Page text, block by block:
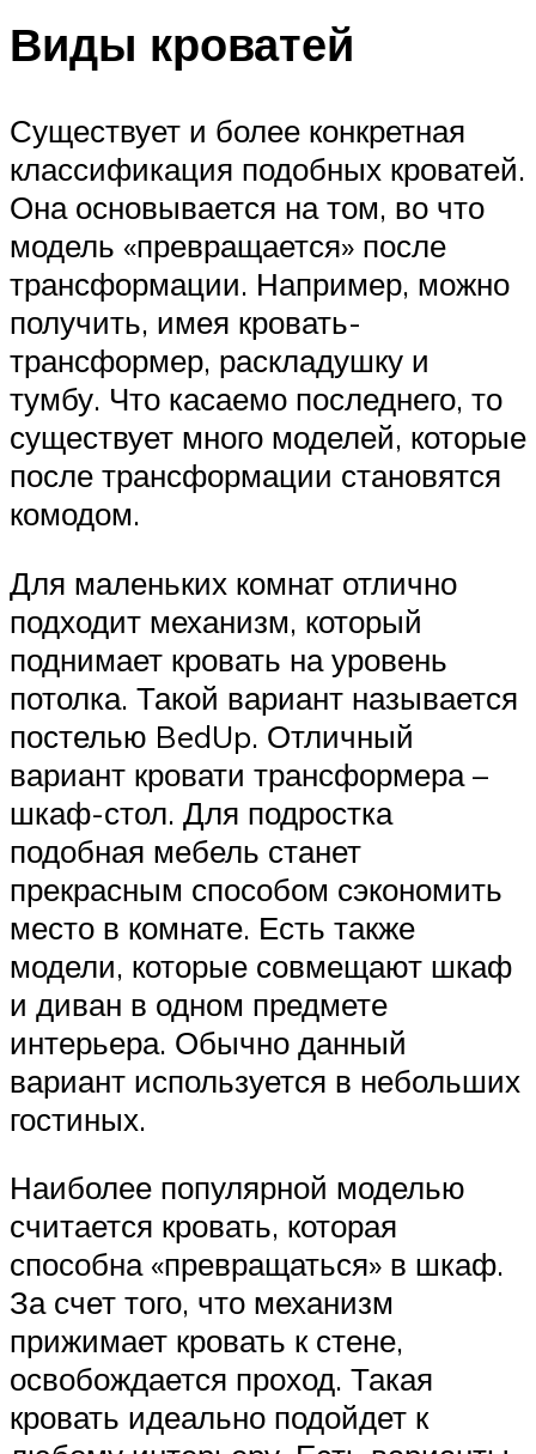
Виды кроватей
Существует и более конкретная
классификация подобных кроватей.
Она основывается на том, во что
модель «превращается» после
трансформации. Например, можно
получить, имея кровать-
трансформер, раскладушку и
тумбу. Что касаемо последнего, то
существует много моделей, которые
после трансформации становятся
комодом.
Для маленьких комнат отлично
подходит механизм, который
поднимает кровать на уровень
потолка. Такой вариант называется
постелью BedUp. Отличный
вариант кровати трансформера –
шкаф-стол. Для подростка
подобная мебель станет
прекрасным способом сэкономить
место в комнате. Есть также
модели, которые совмещают шкаф
и диван в одном предмете
интерьера. Обычно данный
вариант используется в небольших
гостиных.
Наиболее популярной моделью
считается кровать, которая
способна «превращаться» в шкаф.
За счет того, что механизм
прижимает кровать к стене,
освобождается проход. Такая
кровать идеально подойдет к